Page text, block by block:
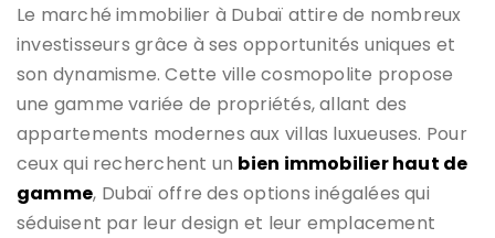
Le marché immobilier à Dubaï attire de nombreux
investisseurs grâce à ses opportunités uniques et
son dynamisme. Cette ville cosmopolite propose
une gamme variée de propriétés, allant des
appartements modernes aux villas luxueuses. Pour
ceux qui recherchent un bien immobilier haut de
gamme, Dubaï offre des options inégalées qui
séduisent par leur design et leur emplacement